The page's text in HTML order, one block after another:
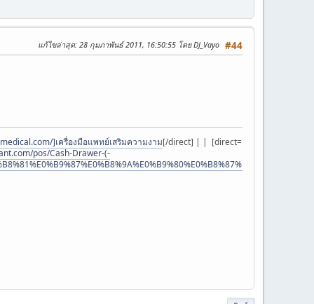
#44
แก้ไขล่าสุด: 28 กุมภาพันธ์ 2011, 16:50:55 โดย DJ_Vayo
]เครื่องมือแพทย์เสริมความงาม[/direct] | | [direct=
pos/Cash-Drawer-(-